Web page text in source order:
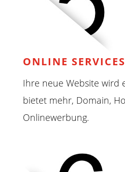
ONLINE SERVICES
Ihre neue Website wird
bietet mehr, Domain,
Onlinewerbung.